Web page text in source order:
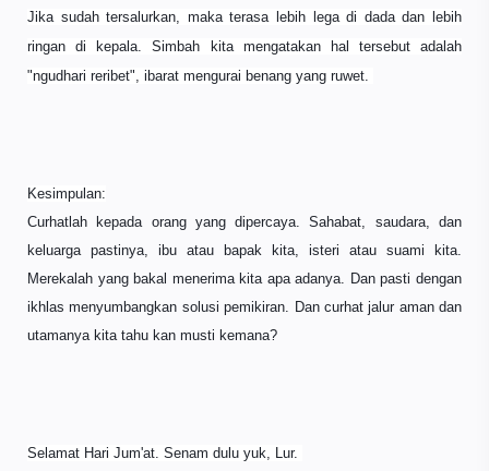
Jika sudah tersalurkan, maka terasa lebih lega di dada dan lebih
ringan di kepala. Simbah kita mengatakan hal tersebut adalah
"ngudhari reribet", ibarat mengurai benang yang ruwet.
Kesimpulan:
Curhatlah kepada orang yang dipercaya. Sahabat, saudara, dan
keluarga pastinya, ibu atau bapak kita, isteri atau suami kita.
Merekalah yang bakal menerima kita apa adanya. Dan pasti dengan
ikhlas menyumbangkan solusi pemikiran. Dan curhat jalur aman dan
utamanya kita tahu kan musti kemana?
Selamat Hari Jum'at. Senam dulu yuk, Lur.